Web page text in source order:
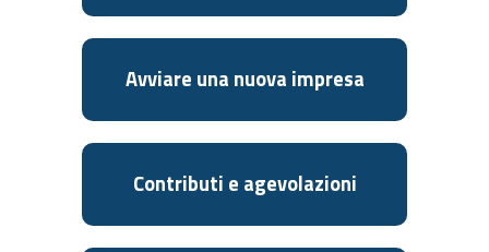
Avviare una nuova impresa
Contributi e agevolazioni